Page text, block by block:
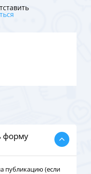
форму
публикацию (если